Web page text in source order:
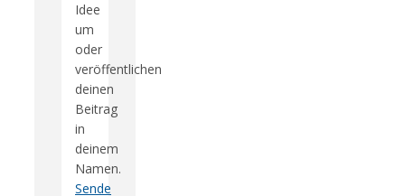
Idee
um
oder
veröffentlichen
deinen
Beitrag
in
deinem
Namen.
Sende